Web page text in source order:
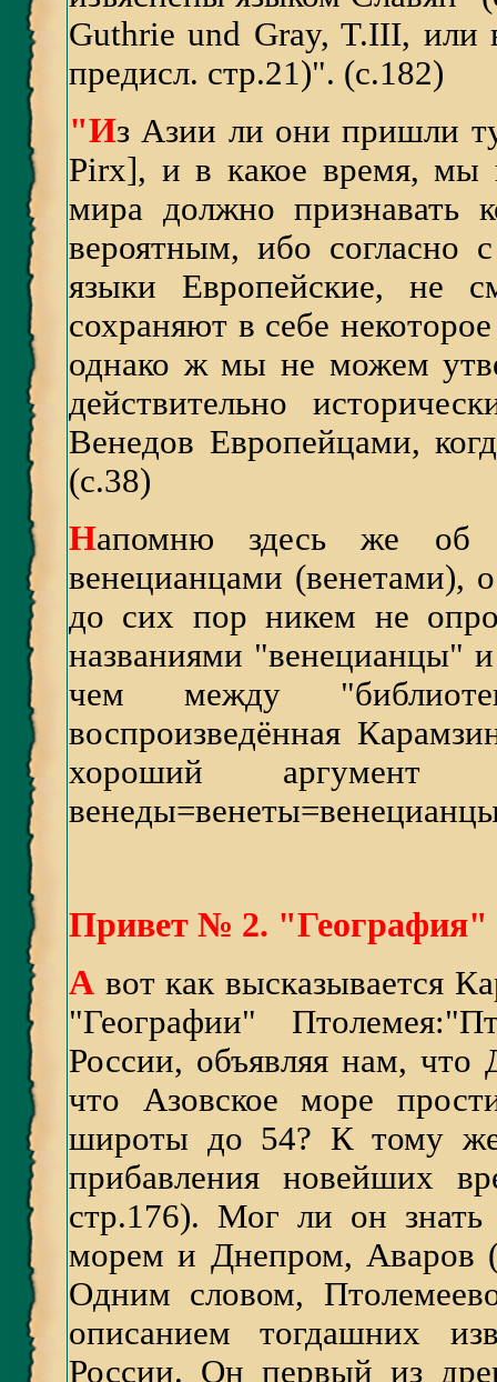
Guthrie und Gray, T.III, или
предисл. стр.21)". (с.182)
"Из Азии ли они пришли
Pirx], и в какое время, мы
мира должно признавать
вероятным, ибо
языки Европейские, не
сохраняют в себе
однако ж мы не можем
действительно
Венедов Европейцами,
(с.38)
Напомню здесь же об
венецианцами (венетами),
до сих пор никем не
названиями "венецианцы"
чем между
воспроизведённая
хороший аргумент
Привет № 2. "География"
А вот как высказывается
"Географии"
России, объявляя нам, что
что Азовское море
широты до 54? К тому
прибавления новейших
стр.176). Мог ли он
морем и Днепром, Аваров
Одним словом,
описанием тогдашних
России. Он первый из